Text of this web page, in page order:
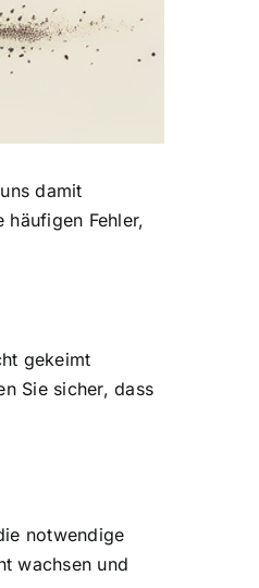
damit
Fehler,
gekeimt
Sie sicher, dass
notwendige
wachsen und